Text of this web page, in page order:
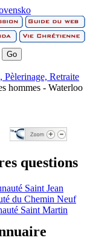
Pèlerinage, Retraite
hommes - Waterloo
questions
Saint Jean
du Chemin Neuf
Saint Martin